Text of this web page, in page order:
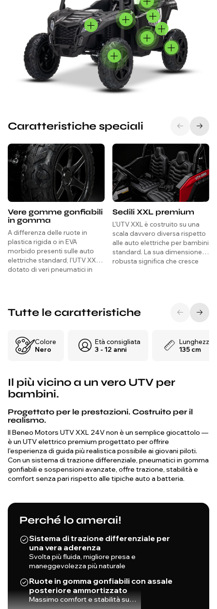
Caratteristiche speciali
Vere gomme gonfiabili
in gomma
A differenza delle ruote in
plastica rigida o in EVA
morbido presenti sulle auto
elettriche standard, l'UTV XXL è
dotato di veri pneumatici in
irregolari, offrendo una guida
sensibilmente più fluida e
Sedili XXL premium
L'UTV XXL è costruito su una
scala davvero diversa rispetto
alle auto elettriche per bambini
standard. La sua dimensione
robusta significa che cresce
Tutte le caratteristiche
Colore
Nero
Età consigliata
3 - 12 anni
Lunghezza
135 cm
Il più vicino a un vero UTV per
bambini.
Progettato per le prestazioni. Costruito per il
realismo.
Il Beneo Motors UTV XXL 24V non è un semplice giocattolo —
è un UTV elettrico premium progettato per offrire
l'esperienza di guida più realistica possibile ai giovani piloti.
Con un sistema di trazione differenziale, pneumatici in gomma
gonfiabili e sospensioni avanzate, offre trazione, stabilità e
comfort senza pari rispetto alle tipiche auto a batteria.
Perché lo amerai!
Sistema di trazione differenziale per
una vera aderenza
Svolta più fluida, migliore presa e
maneggevolezza più naturale
Ruote in gomma gonfiabili con assale
posteriore ammortizzato
Massimo comfort e stabilità su…